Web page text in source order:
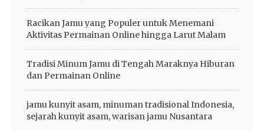
Racikan Jamu yang Populer untuk Menemani
Aktivitas Permainan Online hingga Larut Malam
Tradisi Minum Jamu di Tengah Maraknya Hiburan
dan Permainan Online
jamu kunyit asam, minuman tradisional Indonesia,
sejarah kunyit asam, warisan jamu Nusantara